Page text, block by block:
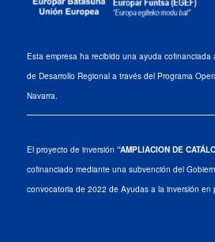
Esta empresa ha recibido una ayuda cofinanciada
de Desarrollo Regional a través del Programa
Navarra.
El proyecto de inversión “AMPLIACION DE
cofinanciado mediante una subvención del
convocatoria de 2022 de Ayudas a la inversión en